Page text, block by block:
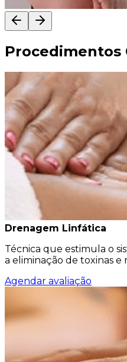
Procedimentos
Drenagem Linfática
Técnica que estimula o
a eliminação de toxinas
Agendar avaliação